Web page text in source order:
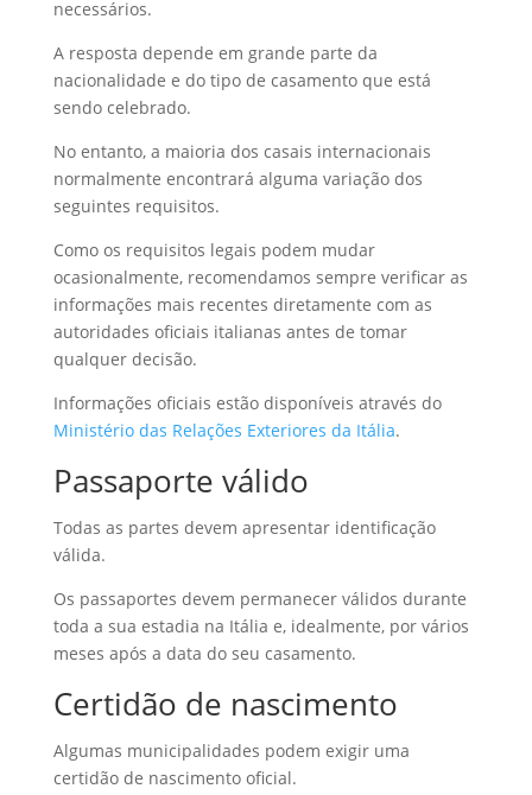
necessários.
A resposta depende em grande parte da
nacionalidade e do tipo de casamento que está
sendo celebrado.
No entanto, a maioria dos casais internacionais
normalmente encontrará alguma variação dos
seguintes requisitos.
Como os requisitos legais podem mudar
ocasionalmente, recomendamos sempre verificar as
informações mais recentes diretamente com as
autoridades oficiais italianas antes de tomar
qualquer decisão.
Informações oficiais estão disponíveis através do
Ministério das Relações Exteriores da Itália.
Passaporte válido
Todas as partes devem apresentar identificação
válida.
Os passaportes devem permanecer válidos durante
toda a sua estadia na Itália e, idealmente, por vários
meses após a data do seu casamento.
Certidão de nascimento
Algumas municipalidades podem exigir uma
certidão de nascimento oficial.